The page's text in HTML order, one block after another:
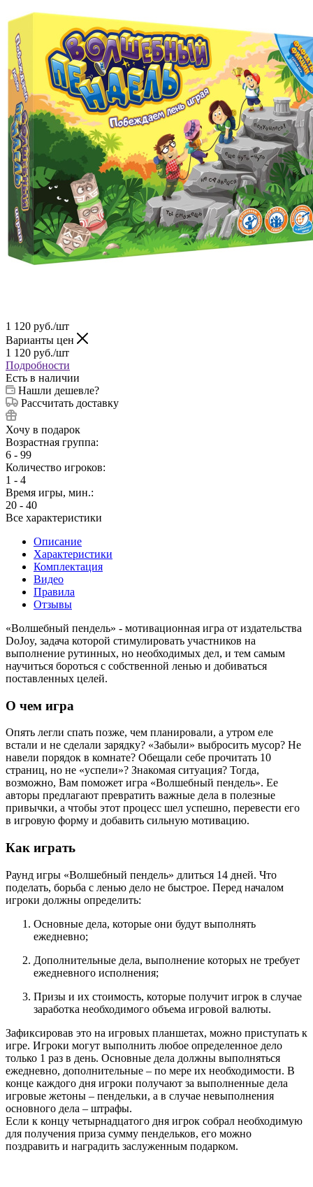
1 120 руб./шт
Варианты цен
1 120 руб./шт
Подробности
Есть в наличии
Нашли дешевле?
Рассчитать доставку
Хочу в подарок
Возрастная группа:
6 - 99
Количество игроков:
1 - 4
Время игры, мин.:
20 - 40
Все характеристики
Описание
Характеристики
Комплектация
Видео
Правила
Отзывы
«Волшебный пендель» - мотивационная игра от издательства
DoJoy, задача которой стимулировать участников на
выполнение рутинных, но необходимых дел, и тем самым
научиться бороться с собственной ленью и добиваться
поставленных целей.
О чем игра
Опять легли спать позже, чем планировали, а утром еле
встали и не сделали зарядку? «Забыли» выбросить мусор? Не
навели порядок в комнате? Обещали себе прочитать 10
страниц, но не «успели»? Знакомая ситуация? Тогда,
возможно, Вам поможет игра «Волшебный пендель». Ее
авторы предлагают превратить важные дела в полезные
привычки, а чтобы этот процесс шел успешно, перевести его
в игровую форму и добавить сильную мотивацию.
Как играть
Раунд игры «Волшебный пендель» длиться 14 дней. Что
поделать, борьба с ленью дело не быстрое. Перед началом
игроки должны определить:
Основные дела, которые они будут выполнять
ежедневно;
Дополнительные дела, выполнение которых не требует
ежедневного исполнения;
Призы и их стоимость, которые получит игрок в случае
заработка необходимого объема игровой валюты.
Зафиксировав это на игровых планшетах, можно приступать к
игре. Игроки могут выполнить любое определенное дело
только 1 раз в день. Основные дела должны выполняться
ежедневно, дополнительные – по мере их необходимости. В
конце каждого дня игроки получают за выполненные дела
игровые жетоны – пендельки, а в случае невыполнения
основного дела – штрафы.
Если к концу четырнадцатого дня игрок собрал необходимую
для получения приза сумму пендельков, его можно
поздравить и наградить заслуженным подарком.